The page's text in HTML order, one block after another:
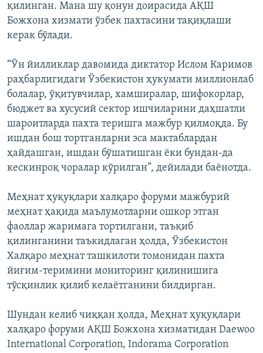
қилинган. Мана шу қонун доирасида АҚШ
Божхона хизмати ўзбек пахтасини тақиқлаши
керак бўлади.
“Ўн йилликлар давомида диктатор Ислом Каримов
раҳбарлигидаги Ўзбекистон ҳукумати миллионлаб
болалар, ўқитувчилар, хамширалар, шифокорлар,
бюджет ва хусусий сектор ишчиларини даҳшатли
шароитларда пахта теришга мажбур қилмоқда. Бу
ишдан бош тортганларни эса мактаблардан
ҳайдашган, ишдан бўшатишган ёки бундан-да
кескинроқ чоралар кўрилган”, дейилади баёнотда.
Меҳнат ҳуқуқлари халқаро форуми мажбурий
меҳнат ҳақида маълумотларни ошкор этган
фаоллар жаримага тортилгани, таъқиб
қилинганини таъкидлаган ҳолда, Ўзбекистон
Халқаро меҳнат ташкилоти томонидан пахта
йиғим-теримини мониторинг қилинишига
тўсқинлик қилиб келаётганини билдирган.
Шундан келиб чиққан ҳолда, Меҳнат ҳуқуқлари
халқаро форуми АҚШ Божхона хизматидан Daewoo
International Corporation, Indorama Corporation